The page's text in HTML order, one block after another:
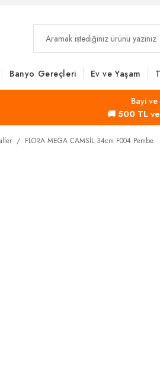
Banyo Gereçleri Ev ve Yaşam
Bayi ve
🚚 500 TL
FLORA MEGA CAMSİL 34cm F004 Pembe